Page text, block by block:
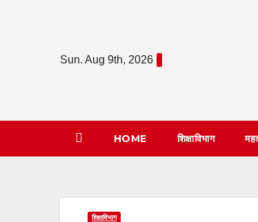
Sun. Aug 9th, 2026
HOME शिक्षाविभाग
शिक्षाविभाग